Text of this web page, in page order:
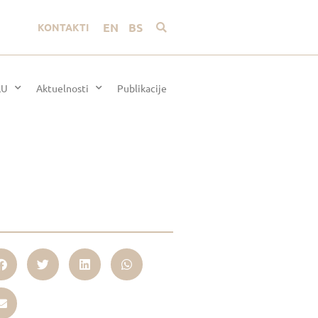
KONTAKTI EN BS
Aktuelnosti Publikacije